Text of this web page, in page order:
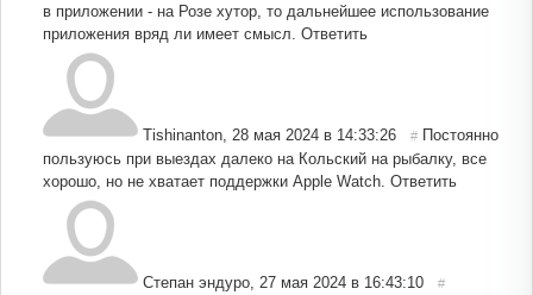
в приложении - на Розе хутор, то дальнейшее использование
приложения вряд ли имеет смысл. Ответить
Tishinanton 28 мая 2024 в 14:33:26 # Постоянно
пользуюсь при выездах далеко на Кольский на рыбалку, все
хорошо, но не хватает поддержки Apple Watch. Ответить
Степан эндуро 27 мая 2024 в 16:43:10 #